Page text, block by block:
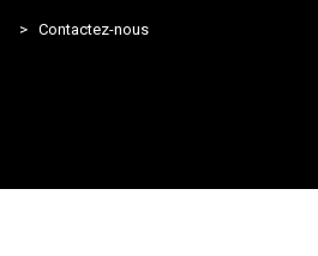
> Contactez-nous